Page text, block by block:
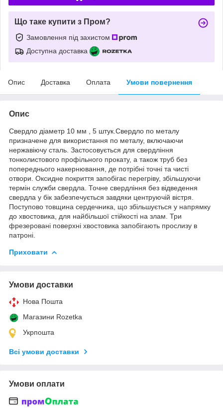
Що таке купити з Пром?
Замовлення під захистом
Доступна доставка
Опис Доставка Оплата Умови повернення
Опис
Свердло діаметр 10 мм , 5 штук.Свердло по металу
призначене для використання по металу, включаючи
нержавіючу сталь. Застосовується для свердління
тонколистового профільного прокату, а також труб без
попереднього накернювання, де потрібні точні та чисті
отвори. Оксидне покриття запобігає перегріву, збільшуючи
термін служби свердла. Точне свердління без відведення
свердла у бік забезпечується завдяки центруючій вістря.
Поступово товщина сердечника, що збільшується у напрямку
до хвостовика, для найбільшої стійкості на злам. Три
фрезеровані поверхні хвостовика запобігають прослизу в
патроні.
Приховати
Умови доставки
Нова Пошта
Магазини Rozetka
Укрпошта
Всі умови доставки
Умови оплати